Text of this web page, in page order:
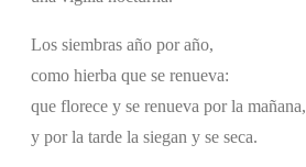
Los siembras año por año,
como hierba que se renueva:
que florece y se renueva por la mañana,
y por la tarde la siegan y se seca.